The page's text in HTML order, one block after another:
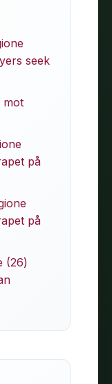
seek
mot
på
på
(26)